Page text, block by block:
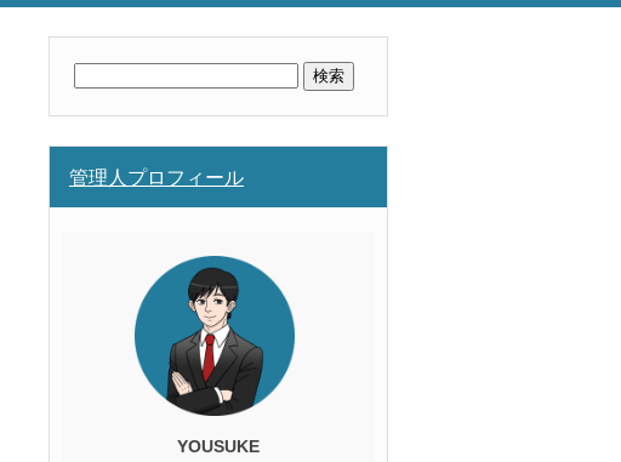
検
索:
管理人プロフィール
YOUSUKE